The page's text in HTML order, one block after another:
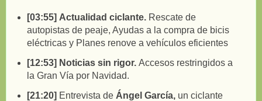
[03:55] Actualidad ciclante. Rescate de
autopistas de peaje, Ayudas a la compra de bicis
eléctricas y Planes renove a vehículos eficientes
[12:53] Noticias sin rigor.Accesos restringidos a
la Gran Vía por Navidad.
[21:20] Entrevista deÁngel García, un ciclante